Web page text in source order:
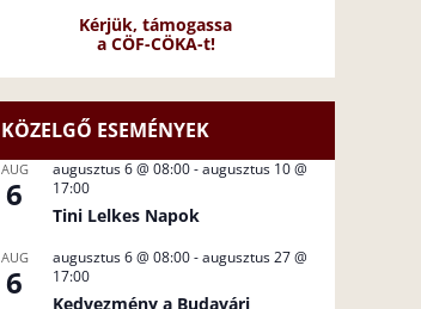
Kérjük, támogassa
a CÖF-CÖKA-t!
KÖZELGŐ ESEMÉNYEK
AUG
6
augusztus 6 @ 08:00-augusztus 10 @
17:00
Tini Lelkes Napok
AUG
6
augusztus 6 @ 08:00-augusztus 27 @
17:00
Kedvezmény a Budavári